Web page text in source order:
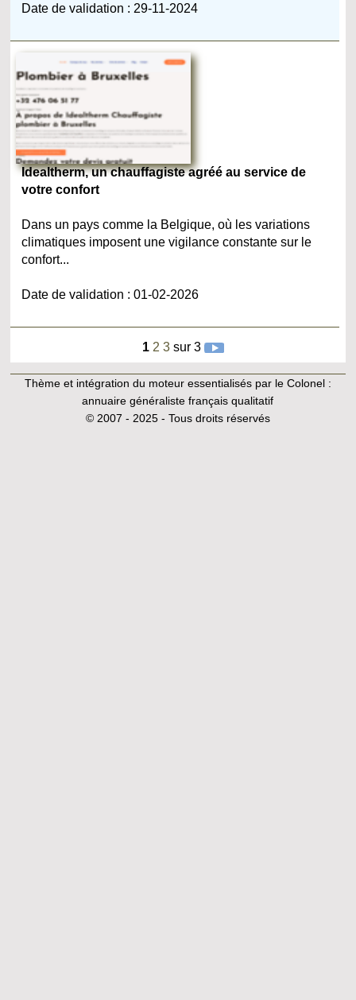
Date de validation : 29-11-2024
Idealtherm, un chauffagiste agréé au service de
votre confort
Dans un pays comme la Belgique, où les variations
climatiques imposent une vigilance constante sur le
confort...
Date de validation : 01-02-2026
1 2 3 sur 3
Thème et intégration du moteur essentialisés par le Colonel :
annuaire généraliste français qualitatif
© 2007 - 2025 - Tous droits réservés